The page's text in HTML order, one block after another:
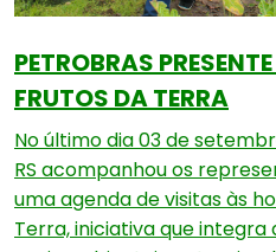
PETROBRAS
FRUTOS DA TERRA
No último dia 03 de
RS acompanhou os
uma agenda de visitas às
Terra, iniciativa que